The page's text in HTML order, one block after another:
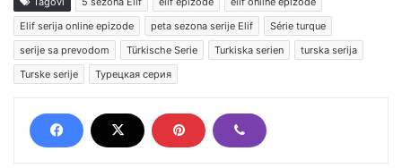
Elif serija online epizode
peta sezona serije Elif
Série turque
serije sa prevodom
Türkische Serie Turkiska serien
turska serija
Turske serije
Турецкая серия